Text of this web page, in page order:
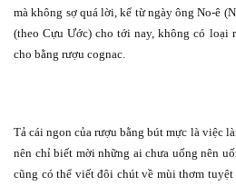
mà không sợ quá lời, kể từ ngày ông No-ê
(theo Cựu Ước) cho tới nay, không có loại
cho bằng rượu cognac.
Tả cái ngon của rượu bằng bút mực là việc
nên chỉ biết mời những ai chưa uống nên
cũng có thể viết đôi chút về mùi thơm